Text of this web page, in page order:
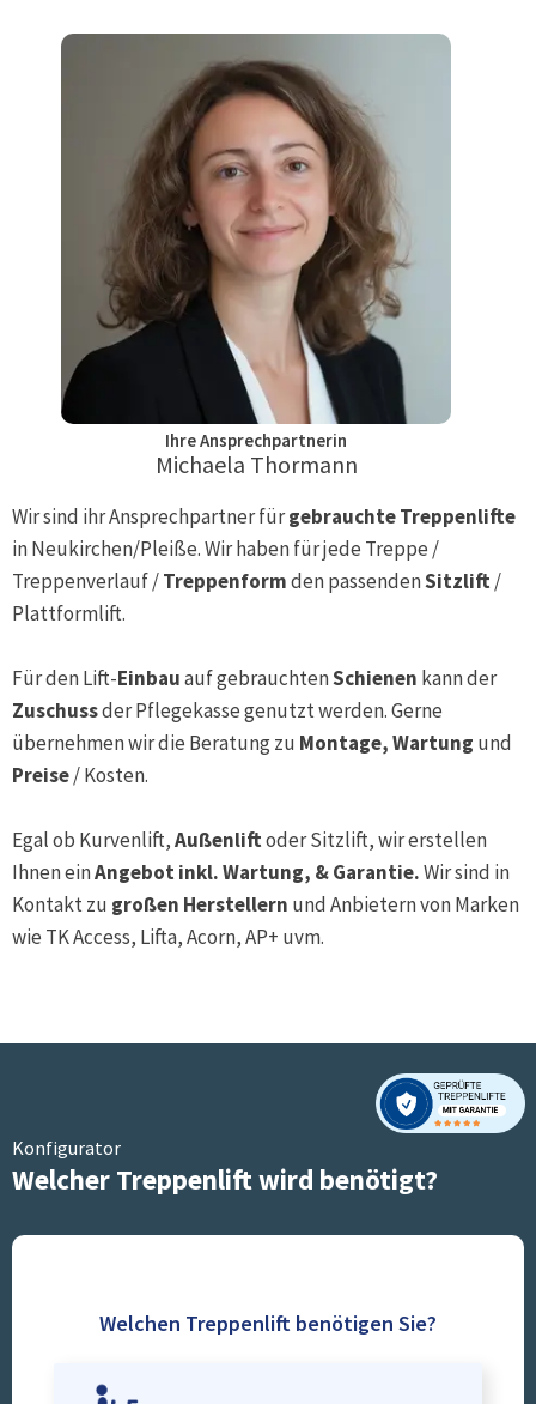
Ihre Ansprechpartnerin
Michaela Thormann
Wir sind ihr Ansprechpartner fürgebrauchte Treppenlifte
inNeukirchen/Pleiße. Wir haben für jede Treppe /
Treppenverlauf /Treppenformden passendenSitzlift/
Plattformlift.
Für den Lift-Einbauauf gebrauchtenSchienen kann der
Zuschussder Pflegekasse genutzt werden. Gerne
übernehmen wir die Beratung zu Montage, Wartung und
Preise/ Kosten.
Egal ob Kurvenlift,Außenliftoder Sitzlift, wir erstellen
Ihnen einAngebot inkl. Wartung, & Garantie.Wir sind in
Kontakt zu großen Herstellern und Anbietern von Marken
wie TK Access, Lifta, Acorn, AP+ uvm.
Konfigurator
Welcher Treppenlift wird benötigt?
Welchen Treppenlift benötigen Sie?